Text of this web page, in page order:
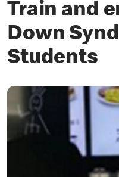
Train and
Down
Students